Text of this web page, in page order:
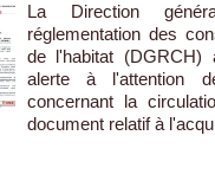
La Direction
réglementation des
de l'habitat (DGRCH)
alerte à l'attention
concernant la
document relatif à